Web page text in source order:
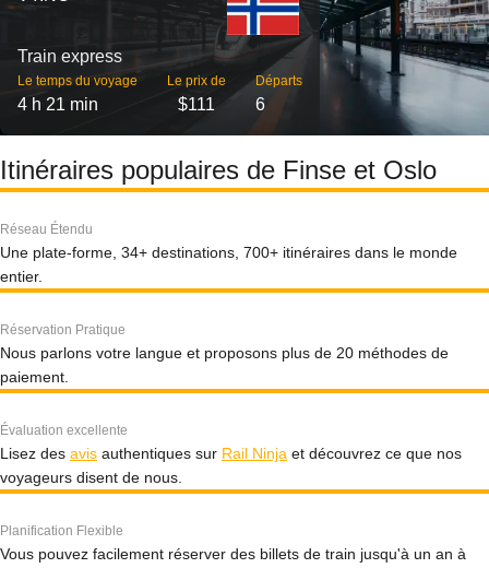
Train express
Le temps du voyage
4 h 21 min
Le prix de
$111
Départs
6
Itinéraires populaires de Finse et Oslo
Réseau Étendu
Une plate-forme, 34+ destinations, 700+ itinéraires dans le monde
entier.
Réservation Pratique
Nous parlons votre langue et proposons plus de 20 méthodes de
paiement.
Évaluation excellente
Lisez des avis authentiques sur Rail Ninja et découvrez ce que nos
voyageurs disent de nous.
Planification Flexible
Vous pouvez facilement réserver des billets de train jusqu'à un an à